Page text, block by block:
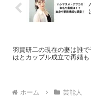
羽賀研二の現在の妻は誰で
はとカップル成立で再婚も
ホーム 芸能人